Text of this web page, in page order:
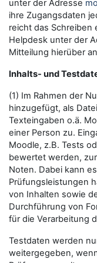
unter der Adresse
ihre Zugangsdaten
reicht das Schreiben
Helpdesk unter der
Mitteilung hierüber
Inhalts- und
(1) Im Rahmen der
hinzugefügt, als
Texteingaben o.ä.
einer Person zu.
Moodle, z.B. Tests
bewertet werden,
Noten. Dabei kann
Prüfungsleistungen
von Inhalten sowie
Durchführung von
für die Verarbeitung
Testdaten werden
weitergegeben,